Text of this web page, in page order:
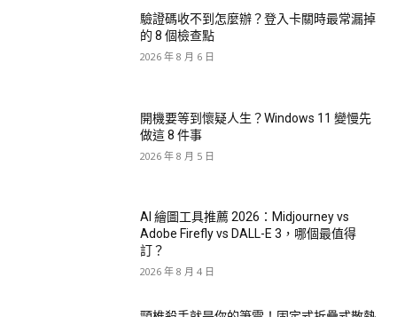
驗證碼收不到怎麼辦？登入卡關時最常漏掉
的 8 個檢查點
2026 年 8 月 6 日
開機要等到懷疑人生？Windows 11 變慢先
做這 8 件事
2026 年 8 月 5 日
AI 繪圖工具推薦 2026：Midjourney vs
Adobe Firefly vs DALL-E 3，哪個最值得
訂？
2026 年 8 月 4 日